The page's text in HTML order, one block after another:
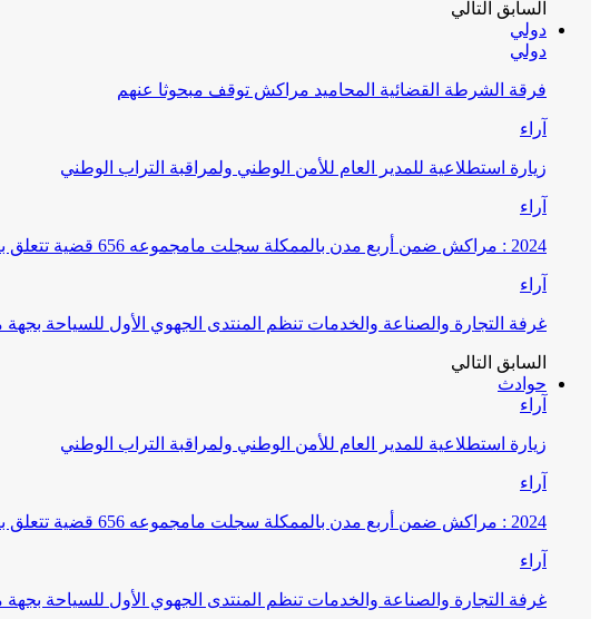
السابق التالي
دولي
دولي
فرقة الشرطة القضائية المحاميد مراكش توقف مبحوثا عنهم
آراء
زيارة استطلاعية للمدير العام للأمن الوطني ولمراقبة التراب الوطني
آراء
2024 : مراكش ضمن أربع مدن بالممكلة سجلت مامجموعه 656 قضية تتعلق بغسيل الأموال
آراء
غرفة التجارة والصناعة والخدمات تنظم المنتدى الجهوي الأول للسياحة
السابق التالي
حوادث
آراء
زيارة استطلاعية للمدير العام للأمن الوطني ولمراقبة التراب الوطني
آراء
2024 : مراكش ضمن أربع مدن بالممكلة سجلت مامجموعه 656 قضية تتعلق بغسيل الأموال
آراء
غرفة التجارة والصناعة والخدمات تنظم المنتدى الجهوي الأول للسياحة